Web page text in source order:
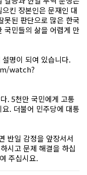
킨 장본인은 문재인 대
못된 판단으로 많은 한국
국민들의 삶을 어렵게 만
명이 되여 있습니다.
watch?
. 5천만 국민에게 고통
. 더불어 민주당에 대통
반일 감정을 앞장서서
시고 문제 해결을 하십
주십시요.